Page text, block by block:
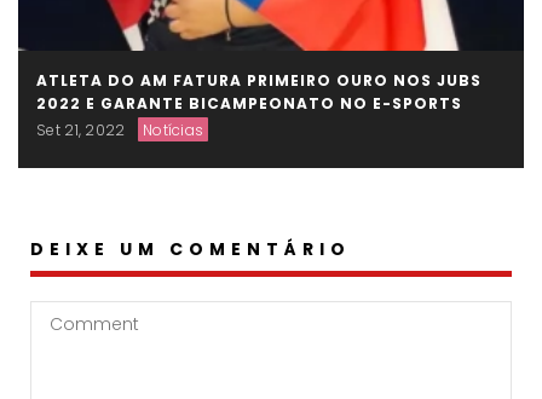
ATLETA DO AM FATURA PRIMEIRO OURO NOS JUBS
2022 E GARANTE BICAMPEONATO NO E-SPORTS
Set 21, 2022
Notícias
DEIXE UM COMENTÁRIO